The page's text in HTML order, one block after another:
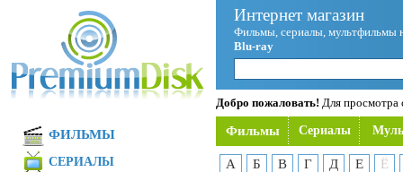
Интернет магазин
Фильмы, сериалы, мультфильмы
Blu-ray
Добро пожаловать! Для просмотра
Фильмы Сериалы
А Б В Г Д Е
Ё
ФИЛЬМЫ
СЕРИАЛЫ